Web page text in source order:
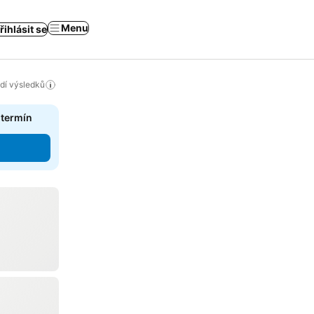
se Menu
výsledků